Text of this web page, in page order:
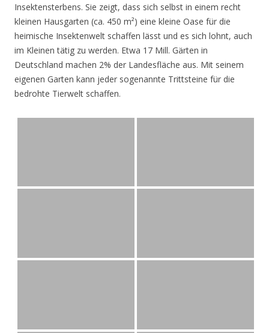
Insektensterbens. Sie zeigt, dass sich selbst in einem recht
kleinen Hausgarten (ca. 450 m²) eine kleine Oase für die
heimische Insektenwelt schaffen lässt und es sich lohnt, auch
im Kleinen tätig zu werden. Etwa 17 Mill. Gärten in
Deutschland machen 2% der Landesfläche aus. Mit seinem
eigenen Garten kann jeder sogenannte Trittsteine für die
bedrohte Tierwelt schaffen.